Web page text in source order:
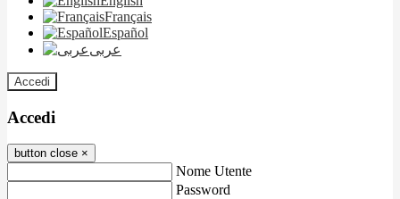
Français
Español
عربى
Accedi
Accedi
button close ×
Nome Utente
Password